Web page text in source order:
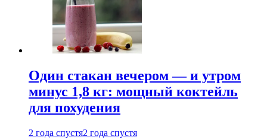
Один стакан вечером — и утром
минус 1,8 кг: мощный коктейль
для похудения
2 года спустя2 года спустя